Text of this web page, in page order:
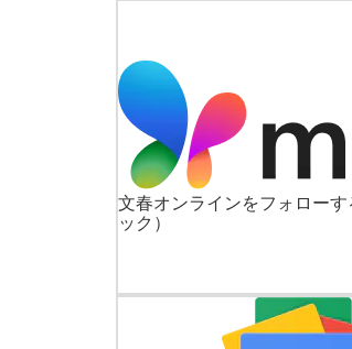
文春オンラインをフォローす
ック）